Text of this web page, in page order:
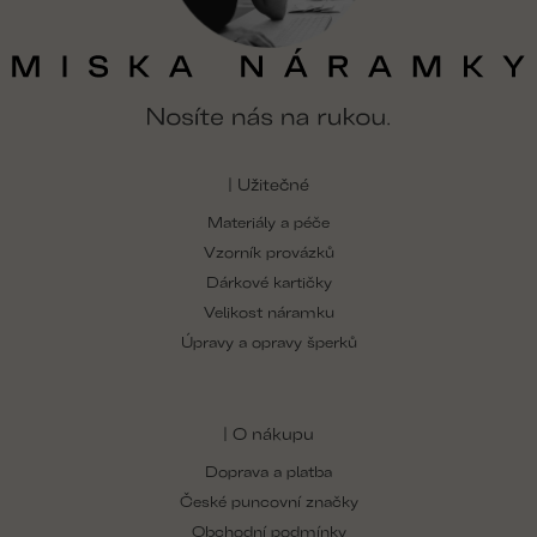
| Užitečné
Materiály a péče
Vzorník provázků
Dárkové kartičky
Velikost náramku
Úpravy a opravy šperků
| O nákupu
Doprava a platba
České puncovní značky
Obchodní podmínky